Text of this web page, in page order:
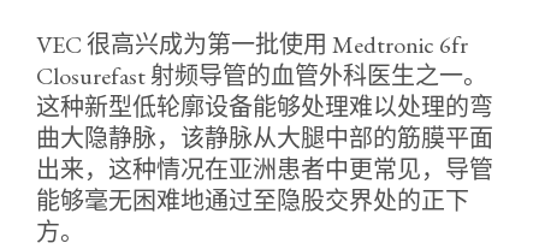
VEC 很高兴成为第一批使用 Medtronic 6fr
Closurefast 射频导管的血管外科医生之一。
这种新型低轮廓设备能够处理难以处理的弯
曲大隐静脉，该静脉从大腿中部的筋膜平面
出来，这种情况在亚洲患者中更常见，导管
能够毫无困难地通过至隐股交界处的正下
方。